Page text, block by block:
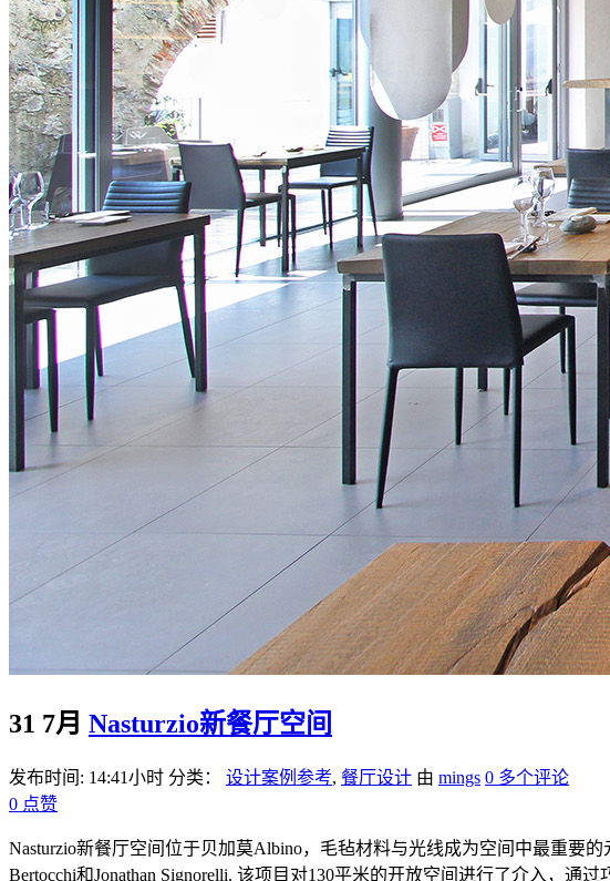
31 7月 Nasturzio新餐厅空间
发布时间: 14:41小时 分类： 设计案例参考, 餐厅设计 由 mings 0 多个评论
0 点赞
Nasturzio新餐厅空间位于贝加莫Albino，毛毡材料与光线成为空间中最重要
Bertocchi和Jonathan Signorelli. 该项目对130平米的开放空间进行了介入，通